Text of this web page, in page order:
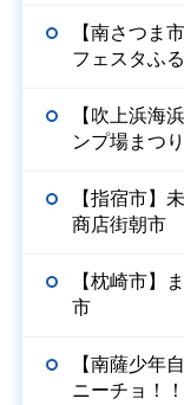
【南さつま
フェスタふ
【吹上浜海
ンプ場まつり
【指宿市】
商店街朝市
【枕崎市】
市
【南薩少年
ニーチョ！